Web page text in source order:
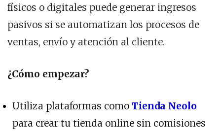
físicos o digitales puede generar ingresos
pasivos si se automatizan los procesos de
ventas, envío y atención al cliente.
¿Cómo empezar?
Utiliza plataformas como Tienda Neolo
para crear tu tienda online sin comisiones